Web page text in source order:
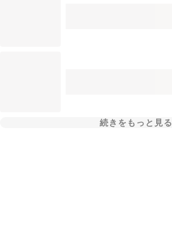
続きをもっと見る